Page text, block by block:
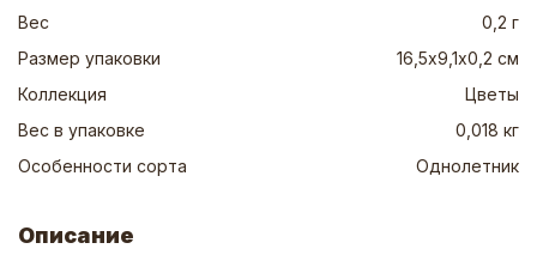
Вес
0,2 г
Размер упаковки
16,5х9,1х0,2 см
Коллекция
Цветы
Вес в упаковке
0,018 кг
Особенности сорта
Однолетник
Описание